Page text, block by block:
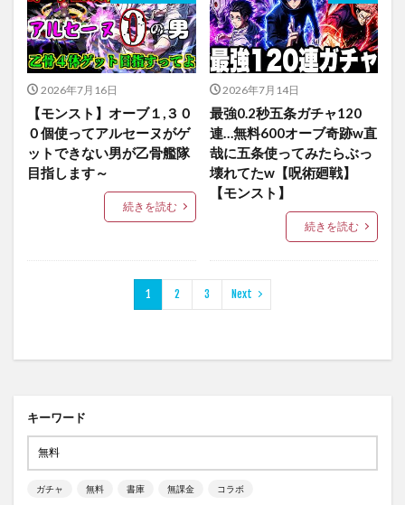
2026年7月16日
【モンスト】オーブ１,３０
０個使ってアルセーヌがゲ
ットできない男が乙骨艦隊
目指します～
続きを読む
2026年7月14日
最強0.2秒五条ガチャ120
連…無料600オーブ奇跡w直
哉に五条使ってみたらぶっ
壊れてたw【呪術廻戦】
【モンスト】
続きを読む
1 2 3 Next
キーワード
ガチャ 無料 書庫 無課金 コラボ